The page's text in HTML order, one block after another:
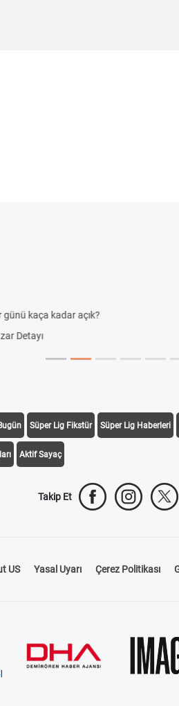
çalışma saatleri!
Süper Lig Fikstür Süper Lig Haberleri
Aktif Sayaç
Takip Et
US Yasal Uyarı Çerez Politikası